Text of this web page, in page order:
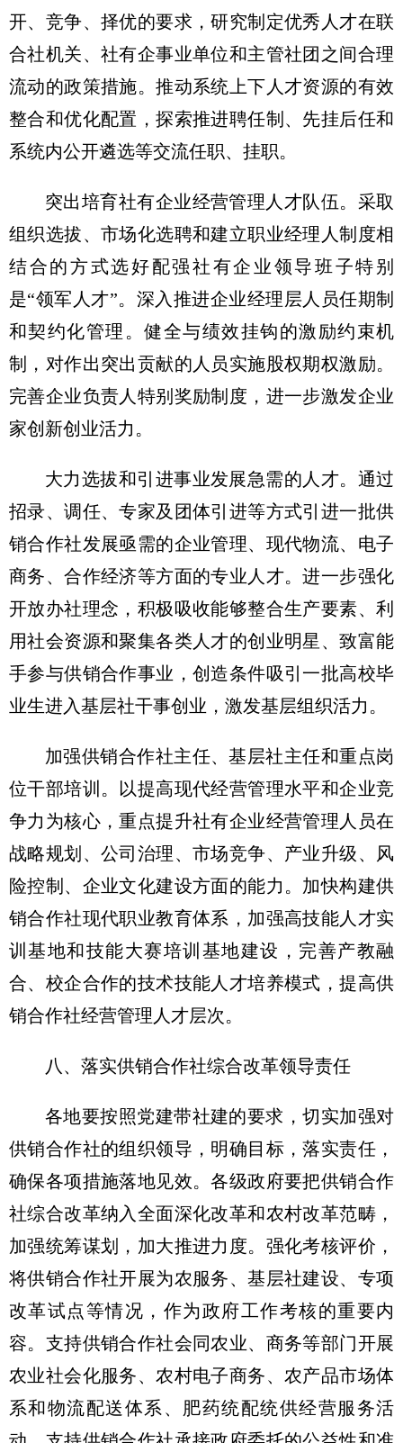
开、竞争、择优的要求，研究制定优秀人才在联
合社机关、社有企事业单位和主管社团之间合理
流动的政策措施。推动系统上下人才资源的有效
整合和优化配置，探索推进聘任制、先挂后任和
系统内公开遴选等交流任职、挂职。
突出培育社有企业经营管理人才队伍。采取
组织选拔、市场化选聘和建立职业经理人制度相
结合的方式选好配强社有企业领导班子特别
是“领军人才”。深入推进企业经理层人员任期制
和契约化管理。健全与绩效挂钩的激励约束机
制，对作出突出贡献的人员实施股权期权激励。
完善企业负责人特别奖励制度，进一步激发企业
家创新创业活力。
大力选拔和引进事业发展急需的人才。通过
招录、调任、专家及团体引进等方式引进一批供
销合作社发展亟需的企业管理、现代物流、电子
商务、合作经济等方面的专业人才。进一步强化
开放办社理念，积极吸收能够整合生产要素、利
用社会资源和聚集各类人才的创业明星、致富能
手参与供销合作事业，创造条件吸引一批高校毕
业生进入基层社干事创业，激发基层组织活力。
加强供销合作社主任、基层社主任和重点岗
位干部培训。以提高现代经营管理水平和企业竞
争力为核心，重点提升社有企业经营管理人员在
战略规划、公司治理、市场竞争、产业升级、风
险控制、企业文化建设方面的能力。加快构建供
销合作社现代职业教育体系，加强高技能人才实
训基地和技能大赛培训基地建设，完善产教融
合、校企合作的技术技能人才培养模式，提高供
销合作社经营管理人才层次。
八、落实供销合作社综合改革领导责任
各地要按照党建带社建的要求，切实加强对
供销合作社的组织领导，明确目标，落实责任，
确保各项措施落地见效。各级政府要把供销合作
社综合改革纳入全面深化改革和农村改革范畴，
加强统筹谋划，加大推进力度。强化考核评价，
将供销合作社开展为农服务、基层社建设、专项
改革试点等情况，作为政府工作考核的重要内
容。支持供销合作社会同农业、商务等部门开展
农业社会化服务、农村电子商务、农产品市场体
系和物流配送体系、肥药统配统供经营服务活